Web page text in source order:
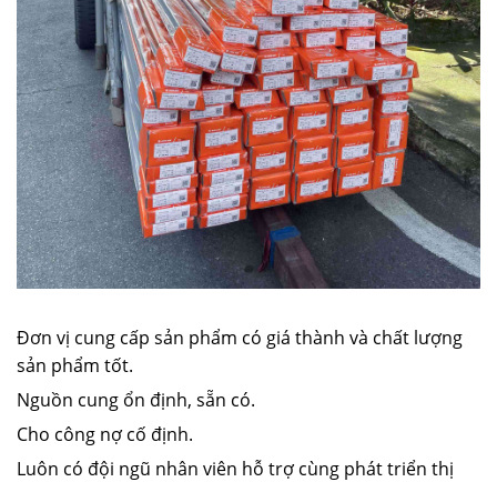
Đơn vị cung cấp sản phẩm có giá thành và chất lượng
sản phẩm tốt.
Nguồn cung ổn định, sẵn có.
Cho công nợ cố định.
Luôn có đội ngũ nhân viên hỗ trợ cùng phát triển thị